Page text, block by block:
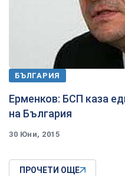
БЪЛГАРИЯ
Ерменков: БСП каза
на България
30 Юни, 2015
ПРОЧЕТИ ОЩЕ